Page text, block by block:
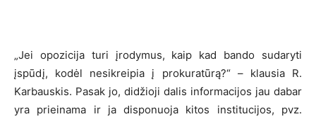
„Jei opozicija turi įrodymus, kaip kad bando sudaryti
įspūdį, kodėl nesikreipia į prokuratūrą?“ – klausia R.
Karbauskis. Pasak jo, didžioji dalis informacijos jau dabar
yra prieinama ir ja disponuoja kitos institucijos, pvz.